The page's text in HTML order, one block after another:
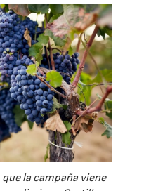
la campaña viene